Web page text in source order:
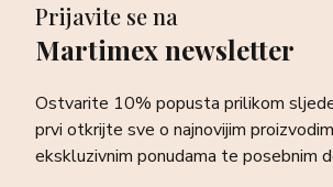
Newsletter
sve o najnovijim proizvodima, akcijskim i
ponudama te posebnim događanjima.
Prijavite se na
Martimex newsletter
Ostvarite 10% popusta prilikom
prvi otkrijte sve o najnovijim
ekskluzivnim ponudama te posebnim